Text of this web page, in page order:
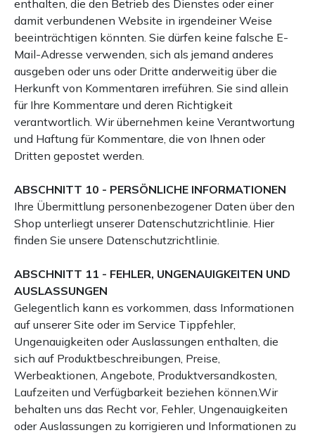
enthalten, die den Betrieb des Dienstes oder einer
damit verbundenen Website in irgendeiner Weise
beeinträchtigen könnten. Sie dürfen keine falsche E-
Mail-Adresse verwenden, sich als jemand anderes
ausgeben oder uns oder Dritte anderweitig über die
Herkunft von Kommentaren irreführen. Sie sind allein
für Ihre Kommentare und deren Richtigkeit
verantwortlich. Wir übernehmen keine Verantwortung
und Haftung für Kommentare, die von Ihnen oder
Dritten gepostet werden.
ABSCHNITT 10 - PERSÖNLICHE INFORMATIONEN
Ihre Übermittlung personenbezogener Daten über den
Shop unterliegt unserer Datenschutzrichtlinie. Hier
finden Sie unsere Datenschutzrichtlinie.
ABSCHNITT 11 - FEHLER, UNGENAUIGKEITEN UND
AUSLASSUNGEN
Gelegentlich kann es vorkommen, dass Informationen
auf unserer Site oder im Service Tippfehler,
Ungenauigkeiten oder Auslassungen enthalten, die
sich auf Produktbeschreibungen, Preise,
Werbeaktionen, Angebote, Produktversandkosten,
Laufzeiten und Verfügbarkeit beziehen können.Wir
behalten uns das Recht vor, Fehler, Ungenauigkeiten
oder Auslassungen zu korrigieren und Informationen zu